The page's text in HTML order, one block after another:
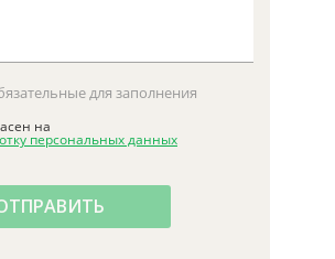
для заполнения
на
персональных данных